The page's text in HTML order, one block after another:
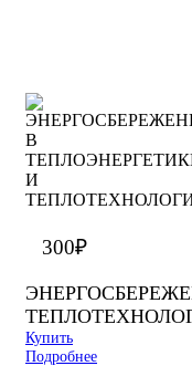
300₽
Купить
Подробнее